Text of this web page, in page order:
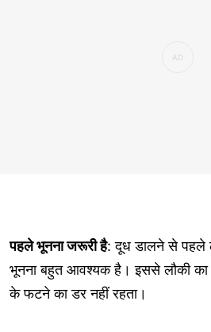
पहले भूनना जरूरी है: दूध डालने से पहले
भूनना बहुत आवश्यक है। इससे लौकी का
के फटने का डर नहीं रहता।